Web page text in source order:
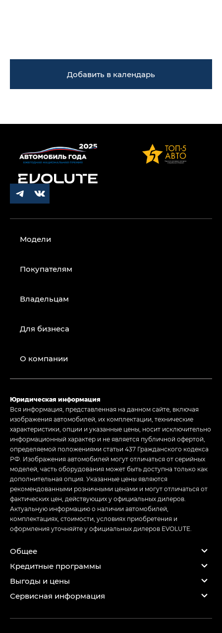
Добавить в календарь
Модели
Покупателям
Владельцам
Для бизнеса
О компании
Юридическая информация
Вся информация, представленная на данном сайте, включая
изображения автомобилей, их комплектации, технические
характеристики, опции и указанные цены, носит исключительно
информационный характер и не является публичной офертой,
определяемой положениями статьи 437 Гражданского кодекса
РФ. Изображения автомобилей могут отличаться от серийных
моделей, часть оборудования может быть доступна только как
дополнительная опция. Указанные цены являются
рекомендованными розничными ценами и могут отличаться от
фактических цен, действующих у официальных дилеров.
Актуальную информацию о наличии автомобилей,
комплектациях, стоимости, условиях приобретения и
оформления уточняйте у официальных дилеров EVOLUTE.
Общее
Кредитные программы
Выгоды и цены
Сервисная информация